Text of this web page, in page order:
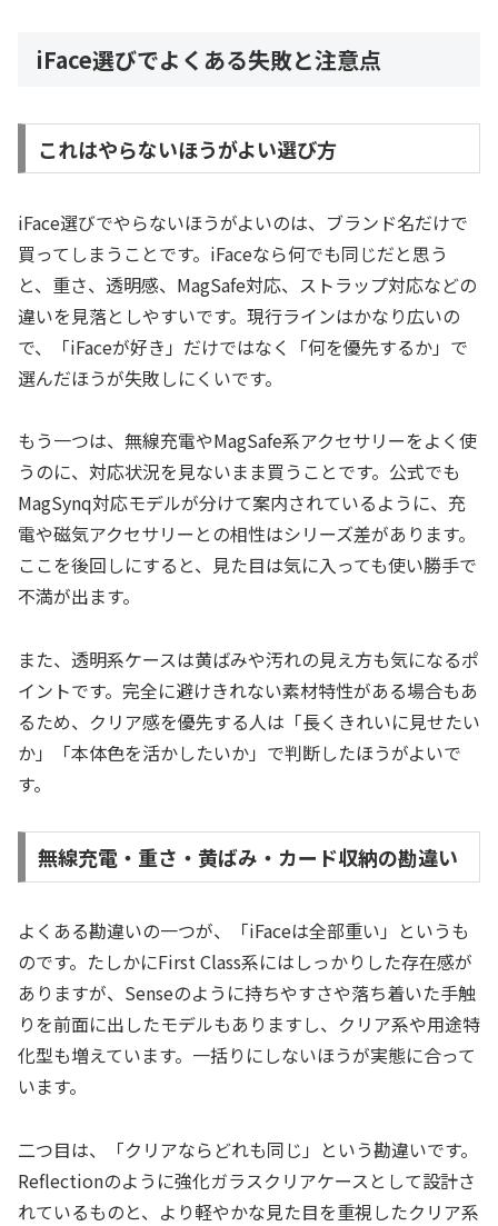
iFace選びでよくある失敗と注意点
これはやらないほうがよい選び方
iFace選びでやらないほうがよいのは、ブランド名だけで
買ってしまうことです。iFaceなら何でも同じだと思う
と、重さ、透明感、MagSafe対応、ストラップ対応などの
違いを見落としやすいです。現行ラインはかなり広いの
で、「iFaceが好き」だけではなく「何を優先するか」で
選んだほうが失敗しにくいです。
もう一つは、無線充電やMagSafe系アクセサリーをよく使
うのに、対応状況を見ないまま買うことです。公式でも
MagSynq対応モデルが分けて案内されているように、充
電や磁気アクセサリーとの相性はシリーズ差があります。
ここを後回しにすると、見た目は気に入っても使い勝手で
不満が出ます。
また、透明系ケースは黄ばみや汚れの見え方も気になるポ
イントです。完全に避けきれない素材特性がある場合もあ
るため、クリア感を優先する人は「長くきれいに見せたい
か」「本体色を活かしたいか」で判断したほうがよいで
す。
無線充電・重さ・黄ばみ・カード収納の勘違い
よくある勘違いの一つが、「iFaceは全部重い」というも
のです。たしかにFirst Class系にはしっかりした存在感が
ありますが、Senseのように持ちやすさや落ち着いた手触
りを前面に出したモデルもありますし、クリア系や用途特
化型も増えています。一括りにしないほうが実態に合って
います。
二つ目は、「クリアならどれも同じ」という勘違いです。
Reflectionのように強化ガラスクリアケースとして設計さ
れているものと、より軽やかな見た目を重視したクリア系